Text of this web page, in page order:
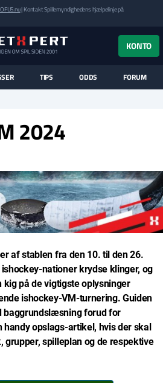
| Kontakt Spillemyndighedens hjælpelinje på
KONTO
TIPS ODDS
FORUM
2024
af stablen fra den 10. til den 26.
nationer krydse klinger, og
kig på de vigtigste oplysninger
ishockey-VM-turnering. Guiden
baggrundslæsning forud for
opslags-artikel, hvis der skal
spilleplan og de respektive